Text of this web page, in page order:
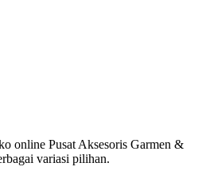
online Pusat Aksesoris Garmen &
variasi pilihan.